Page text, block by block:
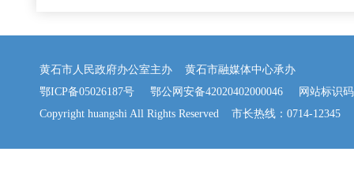
黄石市人民政府办公室主办 黄石市融媒体中心承办
鄂ICP备05026187号
鄂公网安备42020402000046 网站标识码
Copyright huangshi All Rights Reserved 市长热线：0714-12345